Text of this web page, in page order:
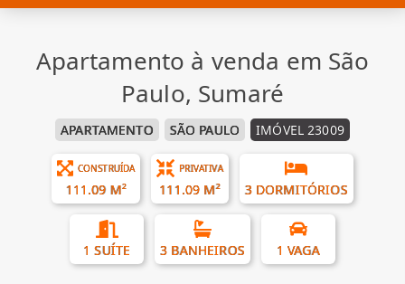
Apartamento à venda em São
Paulo, Sumaré
APARTAMENTO SÃO PAULO IMÓVEL 23009
CONSTRUÍDA
111.09 M²
PRIVATIVA
111.09 M² 3 DORMITÓRIOS
1 SUÍTE 3 BANHEIROS 1 VAGA